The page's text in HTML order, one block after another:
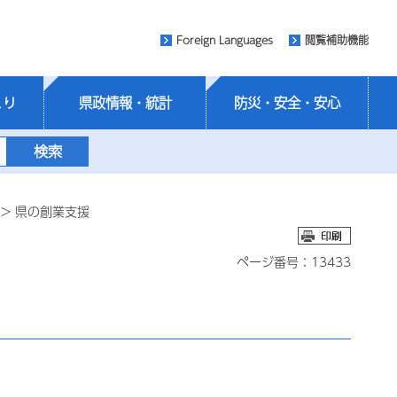
Foreign Languages 閲覧補助機能
県政情報・統計 防災・安全・安心
県の創業支援
ページ番号：13433